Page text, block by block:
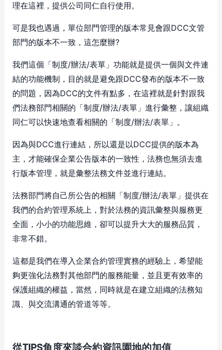
理在這裡，提供公司同仁自行使用。
可是我也遇過，單位部門管理的版本常見會跟DCC文管
部門的版本不一致，這怎麼辦?
我們這個「制度/辦法/表單」功能就是提供一個與文件連
結的功能機制，目的就是避免跟DCC發布的版本不一致
的問題，因為DCC的文件有點多，在這裡就是針對跟我
們法務部門相關的「制度/辦法/表單」進行彙整，讓組織
同仁可以快速地查看相關的「制度/辦法/表單」。
因為與DCC進行連結，所以還是以DCC提供的版本為
主，才能確保企業公告版本的一致性，法務也無須去進
行版本管理，就是彙整法務文件並進行連結。
法務部門將自己所公告的相關「制度/辦法/表單」提供在
我們的合約管理系統上，對於法務的資訊彙整與服務更
全面，小小的功能思維，卻可以提升大大的服務品質，
非常不錯。
這都是我們在導入企業合約管理實務的經驗上，希望能
夠更強化法務對其他部門的服務能量，並且更有效率的
保護組織的權益，當然，同時就是在建立組織的法務知
識、與交流溝通的管道等等。